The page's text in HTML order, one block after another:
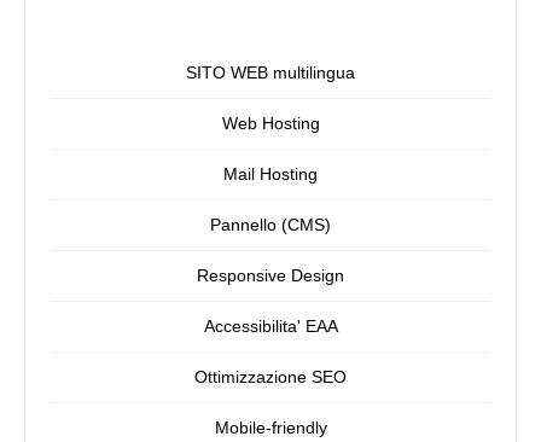
SITO WEB multilingua
Web Hosting
Mail Hosting
Pannello (CMS)
Responsive Design
Accessibilita' EAA
Ottimizzazione SEO
Mobile-friendly